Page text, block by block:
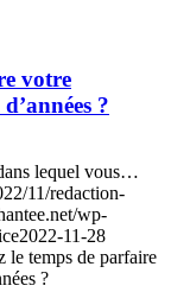
votre
?
lequel vous…
11/redaction-
wp-
2022-11-28
le temps de parfaire
?